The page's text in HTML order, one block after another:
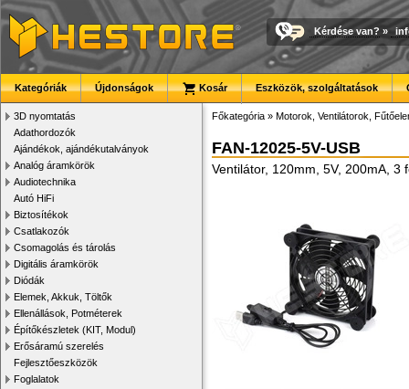
Kérdése van? »
Kategóriák Újdonságok Kosár Eszközök, szolgáltatások
3D nyomtatás
Adathordozók
Ajándékok, ajándékutalványok
Analóg áramkörök
Audiotechnika
Autó HiFi
Biztosítékok
Csatlakozók
Csomagolás és tárolás
Digitális áramkörök
Diódák
Elemek, Akkuk, Töltők
Ellenállások, Potméterek
Építőkészletek (KIT, Modul)
Erősáramú szerelés
Fejlesztőeszközök
Foglalatok
Főkategória » Motorok, Ventilátorok,
FAN-12025-5V-USB
Ventilátor, 120mm, 5V, 200mA,